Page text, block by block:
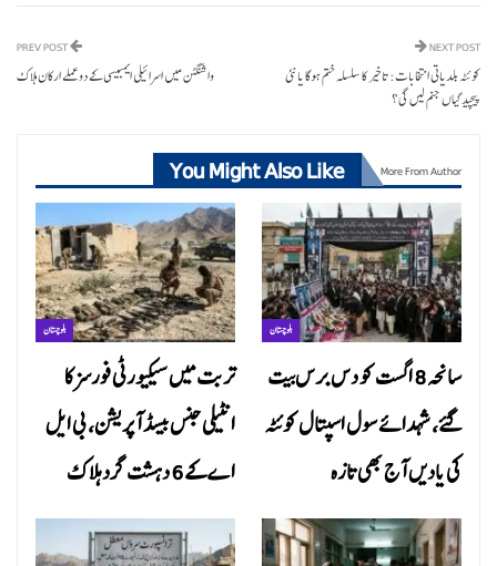
واشنگٹن میں اسرائیلی ایمبیسی کے دوعملے ارکان ہلاک
NEXT POST
کوئٹہ بلدیاتی انتخابات: تاخیر کا سلسلہ ختم ہوگا یا نئی
پیچیدگیاں جنم لیں گی؟
You Might Also Like More From Author
بلوچستان
تربت میں سیکیورٹی فورسز کا
انٹیلی جنس بیسڈ آپریشن، بی ایل
اے کے 6 دہشت گرد ہلاک
بلوچستان
سانحہ 8 اگست کو دس برس بیت
گئے، شہدائے سول اسپتال کوئٹہ
کی یادیں آج بھی تازہ